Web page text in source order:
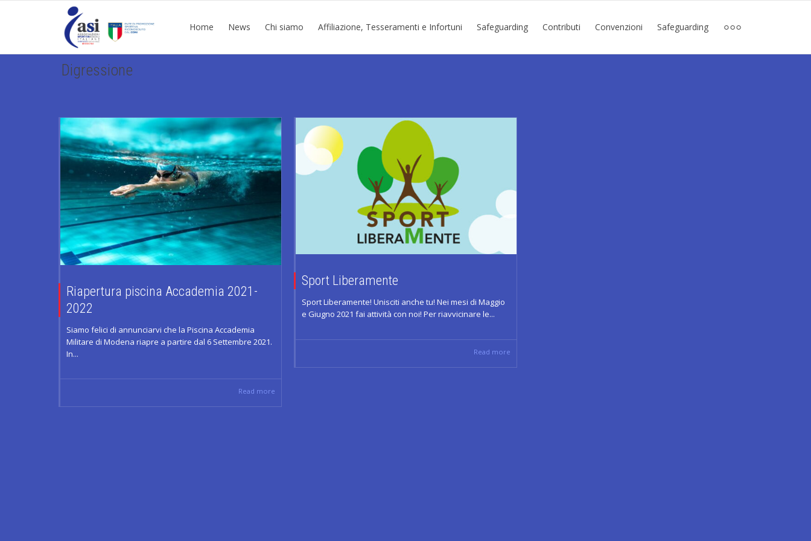
Home News Chi siamo Affiliazione, Tesseramenti e Infortuni Safeguarding Contributi Convenzioni Safeguarding
Digressione
Riapertura piscina Accademia 2021-
2022
Siamo felici di annunciarvi che la Piscina Accademia
Militare di Modena riapre a partire dal 6 Settembre 2021.
In...
Read more
Sport Liberamente
Sport Liberamente! Unisciti anche tu! Nei mesi di Maggio
e Giugno 2021 fai attività con noi! Per riavvicinare le...
Read more